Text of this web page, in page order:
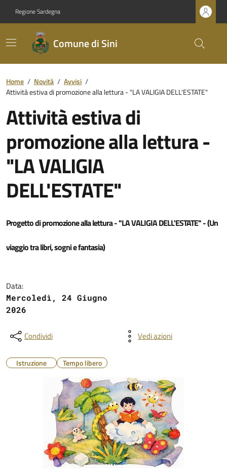
Regione Sardegna
Comune di Sini
Home / Novità / Avvisi /
Attività estiva di promozione alla lettura - "LA VALIGIA DELL'ESTATE"
Attività estiva di
promozione alla lettura -
"LA VALIGIA
DELL'ESTATE"
Progetto di promozione alla lettura - "LA VALIGIA DELL'ESTATE" - (Un
viaggio tra libri, sogni e fantasia)
Data:
Mercoledì, 24 Giugno
2026
Condividi Vedi azioni
Istruzione Tempo libero